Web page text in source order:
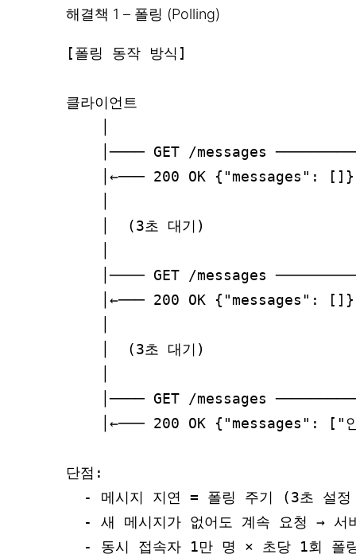
해결책 1 – 폴링 (Polling)
[폴링 동작 방식]
클라이언트
│──── GET /messages
│←─── 200 OK {"messages": []}
│  (3초 대기)
│──── GET /messages
│←─── 200 OK {"messages": []}
│  (3초 대기)
│──── GET /messages
│←─── 200 OK {"messages": ["
단점:
- 메시지 지연 = 폴링 주기 (3초 설
- 새 메시지가 없어도 계속 요청 → 서